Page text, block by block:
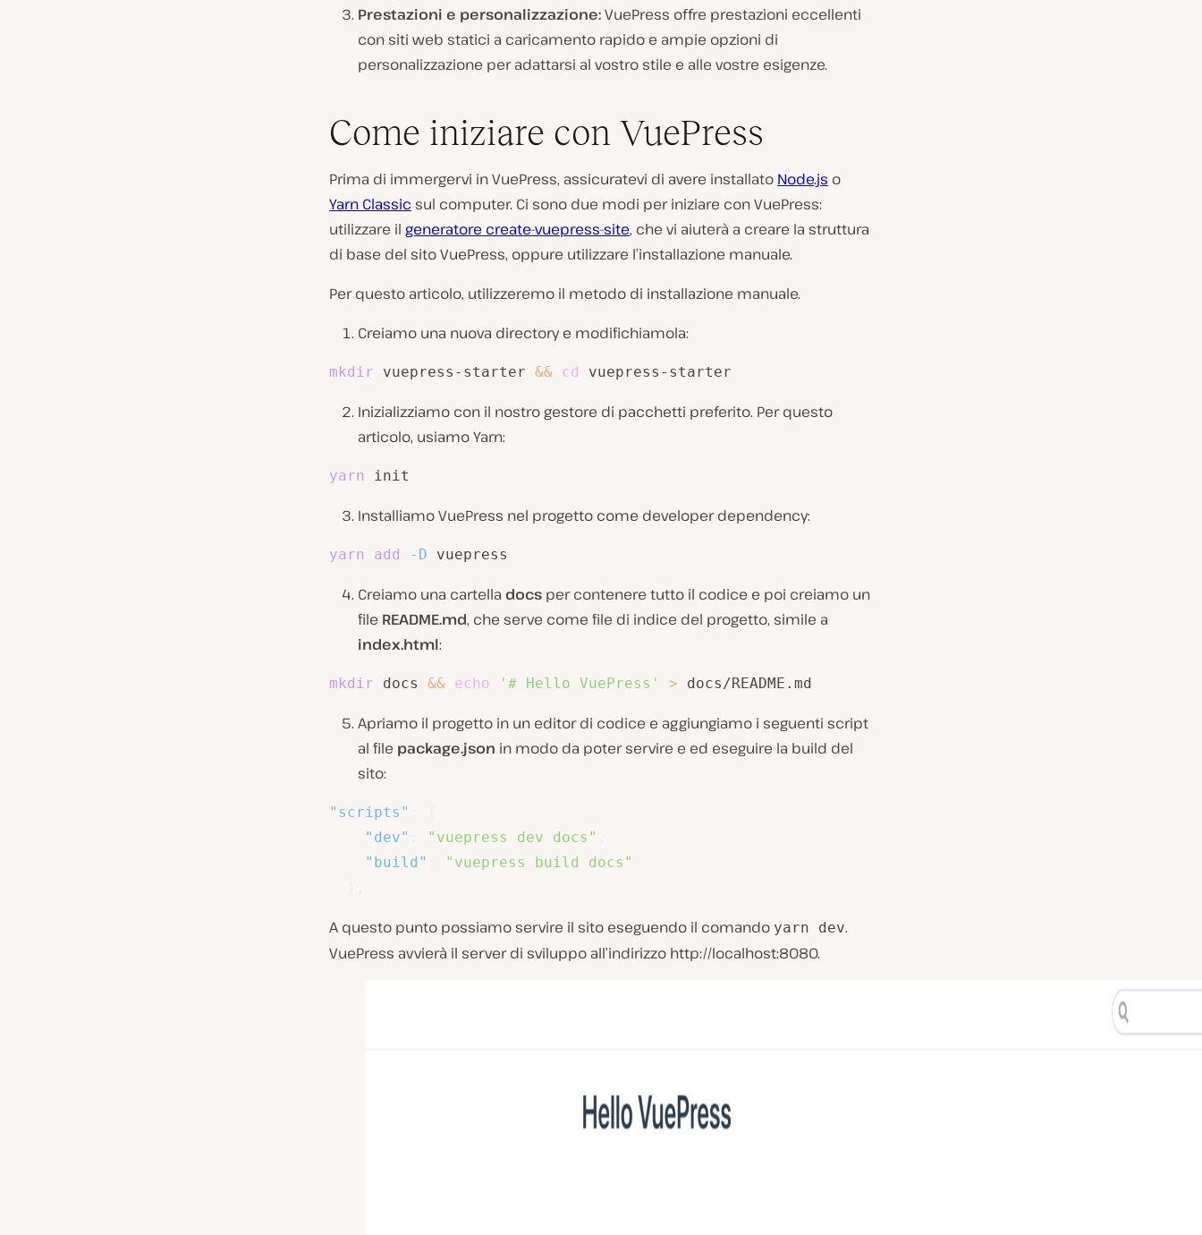
Prestazioni e personalizzazione:VuePress offre prestazioni eccellenti
con siti web statici a caricamento rapido e ampie opzioni di
personalizzazione per adattarsi al vostro stile e alle vostre esigenze.
Come iniziare con VuePress
Prima di immergervi in VuePress, assicuratevi di avere installato Node.js o
Yarn Classic sul computer. Ci sono due modi per iniziare con VuePress:
utilizzare il generatore create-vuepress-site, che vi aiuterà a creare la struttura
di base del sito VuePress, oppure utilizzare l’installazione manuale.
Per questo articolo, utilizzeremo il metodo di installazione manuale.
Creiamo una nuova directory e modifichiamola:
mkdir vuepress-starter && cd vuepress-starter
Inizializziamo con il nostro gestore di pacchetti preferito. Per questo
articolo, usiamo Yarn:
yarn init
Installiamo VuePress nel progetto come developer dependency:
yarn add -D vuepress
Creiamo una cartella docs per contenere tutto il codice e poi creiamo un
file README.md, che serve come file di indice del progetto, simile a
index.html:
mkdir docs && echo '# Hello VuePress' > docs/README.md
Apriamo il progetto in un editor di codice e aggiungiamo i seguenti script
al file package.json in modo da poter servire e ed eseguire la build del
sito:
"scripts"
"dev"
"vuepress dev docs"
"build"
"vuepress build docs"
A questo punto possiamo servire il sito eseguendo il comando yarn dev.
VuePress avvierà il server di sviluppo all’indirizzo http://localhost:8080.